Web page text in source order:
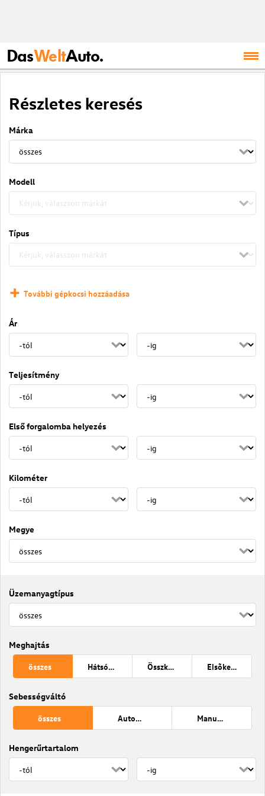
DasWeltAuto.
Részletes keresés
Márka
Modell
Típus
További gépkocsi hozzáadása
Ár
Teljesítmény
Első forgalomba helyezés
Kilométer
Megye
Üzemanyagtípus
Meghajtás
összes Hátsókerék Összkerék Elsõkerék
Sebességváltó
összes Automata Manuális váltó
Hengerűrtartalom